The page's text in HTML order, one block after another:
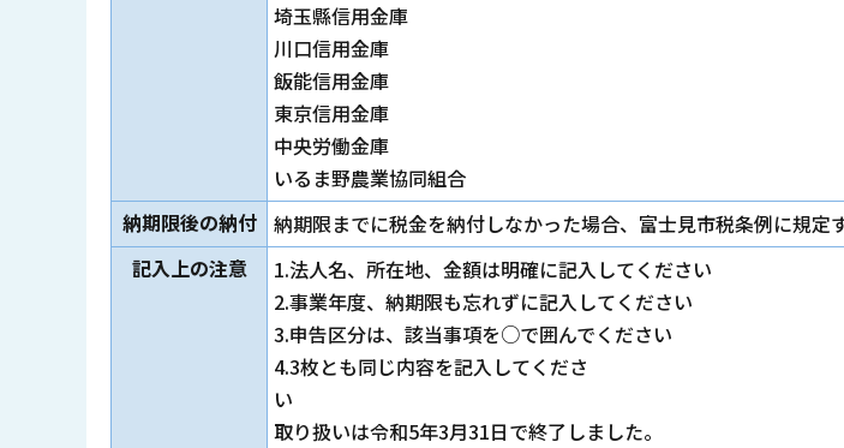
埼玉縣信用金庫
川口信用金庫
飯能信用金庫
東京信用金庫
中央労働金庫
いるま野農業協同組合
納期限後の納付
納期限までに税金を納付しなかった場合、富士見市税条例に規定
記入上の注意
1.法人名、所在地、金額は明確に記入してください
2.事業年度、納期限も忘れずに記入してください
3.申告区分は、該当事項を○で囲んでください
4.3枚とも同じ内容を記入してくださ
い 5.三井住友信
取り扱いは令和5年3月31日で終了しました。